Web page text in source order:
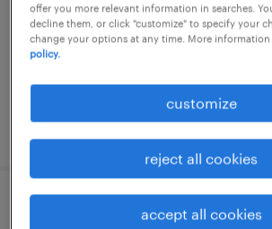
大阪,山口, 大阪府
permanent
¥10,000,000 - ¥16,500,000 per
～ 1,650万円
posted 12 december 2025
【大阪市】総務（給与・労務）
offer you more relevant information in searches.
decline them, or click "customize" to specify your
change your options at any time. More
policy.
customize
reject all cookies
accept all cookies